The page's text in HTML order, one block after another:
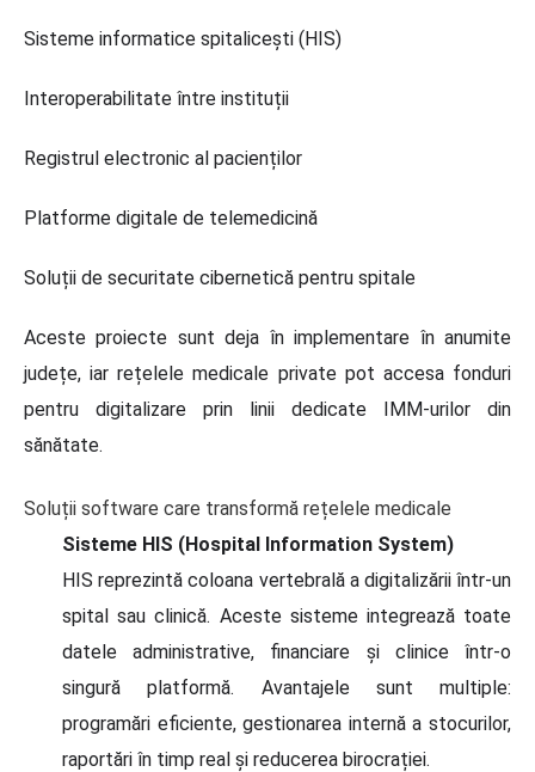
Sisteme informatice spitalicești (HIS)
Interoperabilitate între instituții
Registrul electronic al pacienților
Platforme digitale de telemedicină
Soluții de securitate cibernetică pentru spitale
Aceste proiecte sunt deja în implementare în anumite
județe, iar rețelele medicale private pot accesa fonduri
pentru digitalizare prin linii dedicate IMM-urilor din
sănătate.
Soluții software care transformă rețelele medicale
Sisteme HIS (Hospital Information System)
HIS reprezintă coloana vertebrală a digitalizării într-un
spital sau clinică. Aceste sisteme integrează toate
datele administrative, financiare și clinice într-o
singură platformă. Avantajele sunt multiple:
programări eficiente, gestionarea internă a stocurilor,
raportări în timp real și reducerea birocrației.